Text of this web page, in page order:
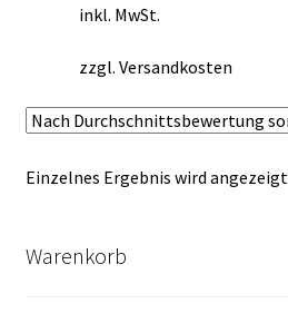
inkl. MwSt.
zzgl. Versandkosten
Einzelnes Ergebnis wird angezeigt
Warenkorb